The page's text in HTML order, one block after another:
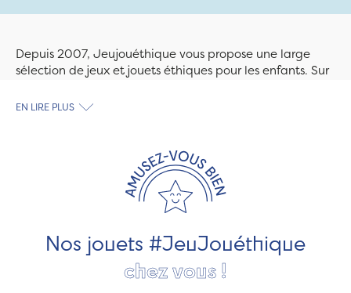
Depuis 2007, Jeujouéthique vous propose une large
sélection de jeux et jouets éthiques pour les enfants. Sur
découvrez le plus grand choix de jouets en bois
les jeux et jouets en bois de qualité et engagés dans le
développement durable. Ils nous fabriquent des jouets
pour les jeunes enfants, des jeux d'éveil, des jeux de
société, des jouets d'imitation, des jeux de plein air, ... et
EN LIRE PLUS
Nos jouets #JeuJouéthique
chez vous !